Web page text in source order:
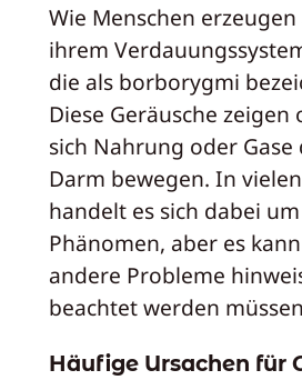
Wie Menschen
ihrem
die als borborygmi
Diese Geräusche zeigen
sich Nahrung oder Gase
Darm bewegen. In
handelt es sich dabei
Phänomen, aber es
andere Probleme
beachtet werden
Häufige Ursachen für